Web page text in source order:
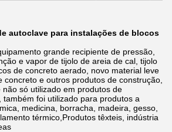
autoclave para instalações de blocos
grande recipiente de pressão,
e vapor de tijolo de areia de cal, tijolo
de concreto aerado, novo material leve
concreto e outros produtos de construção,
só utilizado em produtos de
também foi utilizado para produtos a
medicina, borracha, madeira, gesso,
térmico,Produtos têxteis, indústria